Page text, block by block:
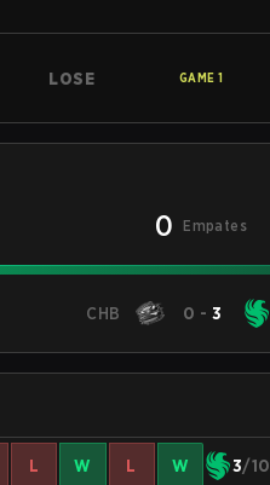
LOSE GAME 1
0 Empates
CHB 0 -3
L W L W 3/10